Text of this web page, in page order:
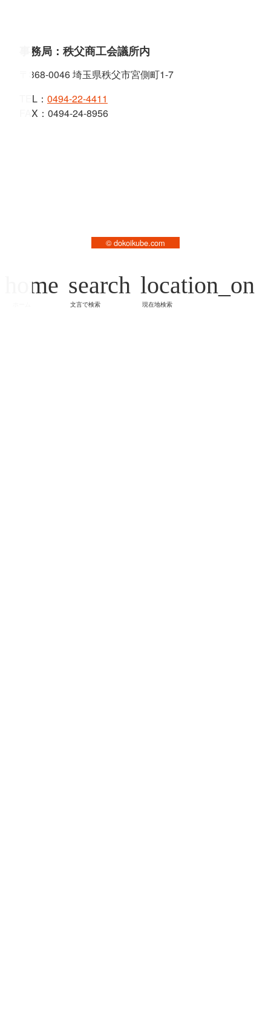
事務局：秩父商工会議所内
〒368-0046 埼玉県秩父市宮側町1-7
TEL： 0494-22-4411
FAX：0494-24-8956
© dokoikube.com
home search
文言で検索
location_on
現在地検索